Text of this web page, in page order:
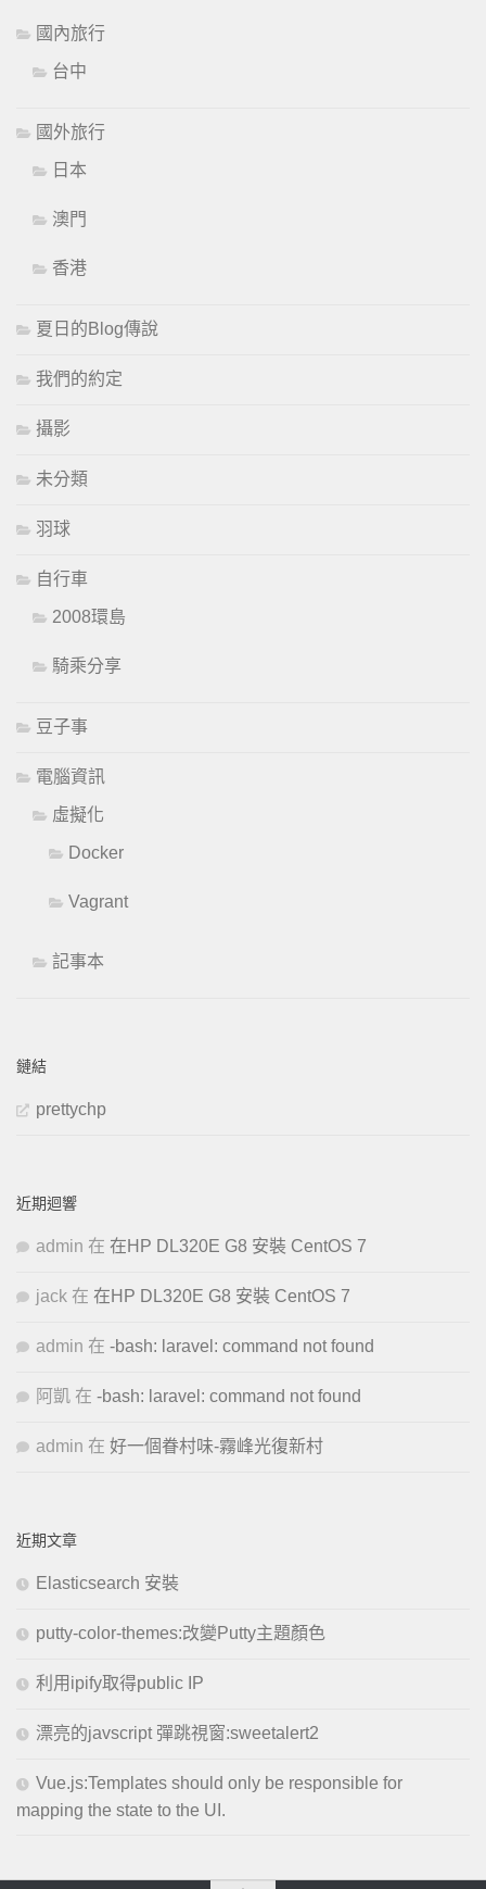
國內旅行
台中
國外旅行
日本
澳門
香港
夏日的Blog傳說
我們的約定
攝影
未分類
羽球
自行車
2008環島
騎乘分享
豆子事
電腦資訊
虛擬化
Docker
Vagrant
記事本
鏈結
prettychp
近期迴響
admin 在 在HP DL320E G8 安裝 CentOS 7
jack 在 在HP DL320E G8 安裝 CentOS 7
admin 在 -bash: laravel: command not found
阿凱 在 -bash: laravel: command not found
admin 在 好一個眷村味-霧峰光復新村
近期文章
Elasticsearch 安裝
putty-color-themes:改變Putty主題顏色
利用ipify取得public IP
漂亮的javscript 彈跳視窗:sweetalert2
Vue.js:Templates should only be responsible for
mapping the state to the UI.